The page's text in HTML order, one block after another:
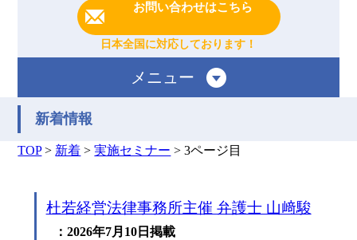
お問い合わせはこちら
日本全国に対応しております！
メニュー
新着情報
TOP> 新着 >実施セミナー >3ページ目
杜若経営法律事務所主催 弁護士 山﨑駿
：2026年7月10日掲載